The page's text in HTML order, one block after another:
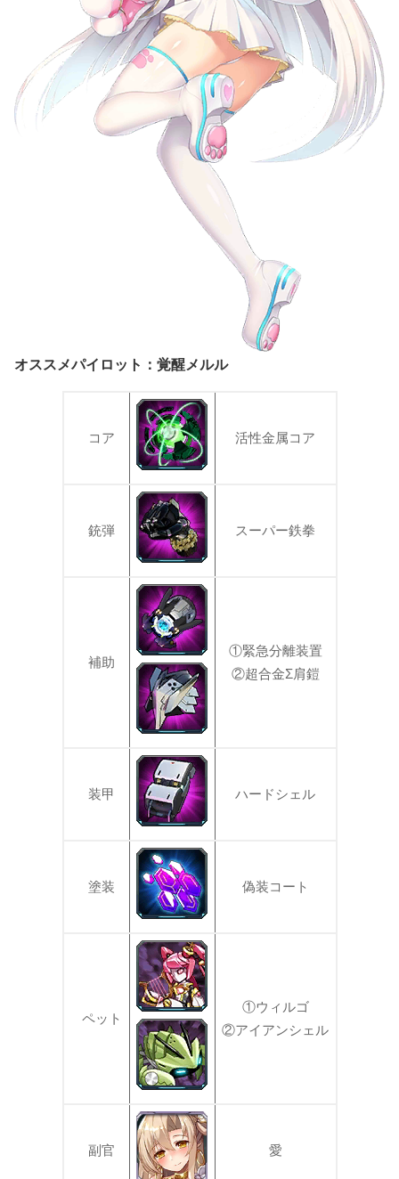
オススメパイロット：覚醒メルル
コア 活性金属コア
銃弾 スーパー鉄拳
補助
①緊急分離装置
②超合金Σ肩鎧
装甲 ハードシェル
塗装 偽装コート
ペット
①ウィルゴ
②アイアンシェル
副官 愛